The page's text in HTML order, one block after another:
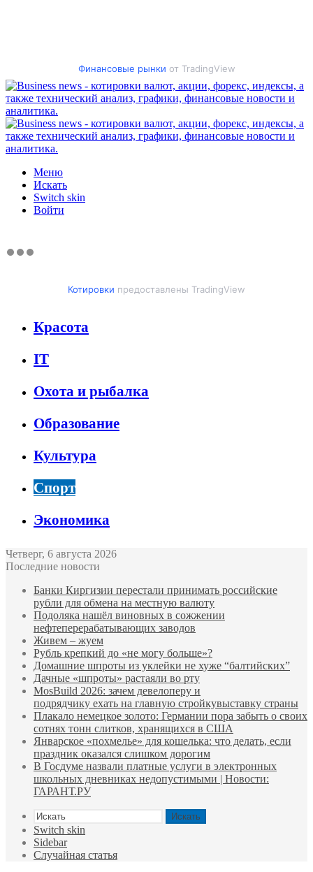
Финансовые рынки от TradingView
Меню
Искать
Switch skin
Войти
Котировки предоставлены TradingView
Красота
IT
Охота и рыбалка
Образование
Культура
Спорт
Экономика
Четверг, 6 августа 2026
Последние новости
Банки Киргизии перестали принимать российские
рубли для обмена на местную валюту
Подоляка нашёл виновных в сожжении
нефтеперерабатывающих заводов
Живем – жуем
Рубль крепкий до «не могу больше»?
Домашние шпроты из уклейки не хуже “балтийских”
Дачные «шпроты» растаяли во рту
MosBuild 2026: зачем девелоперу и
подрядчиĸу ехать на главную стройĸувыставĸу страны
Плакало немецкое золото: Германии пора забыть о своих
сотнях тонн слитков, хранящихся в США
Январское «похмелье» для кошелька: что делать, если
праздник оказался слишком дорогим
В Госдуме назвали платные услуги в электронных
школьных дневниках недопустимыми | Новости:
ГАРАНТ.РУ
Искать
Switch skin
Sidebar
Случайная статья